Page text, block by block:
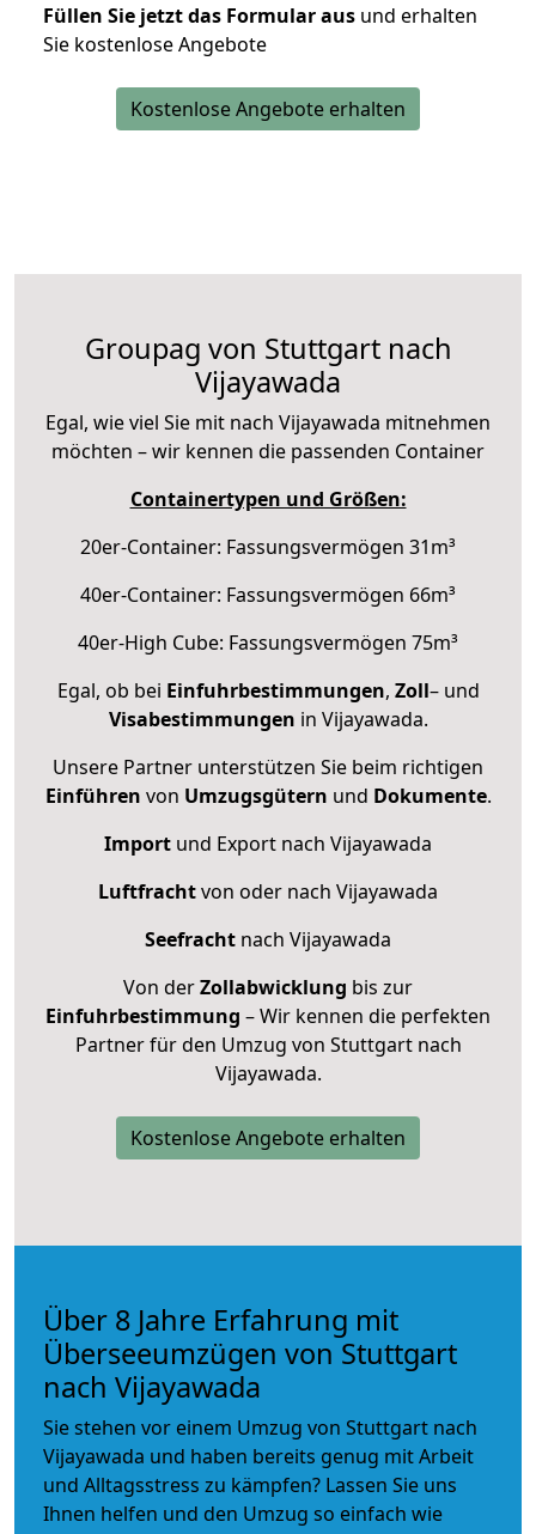
Füllen Sie jetzt das Formular aus und erhalten
Sie kostenlose Angebote
Kostenlose Angebote erhalten
Groupag von Stuttgart nach
Vijayawada
Egal, wie viel Sie mit nach Vijayawada mitnehmen
möchten – wir kennen die passenden Container
Containertypen und Größen:
20er-Container: Fassungsvermögen 31m³
40er-Container: Fassungsvermögen 66m³
40er-High Cube: Fassungsvermögen 75m³
Egal, ob bei Einfuhrbestimmungen, Zoll– und
Visabestimmungen in Vijayawada.
Unsere Partner unterstützen Sie beim richtigen
Einführen von Umzugsgütern und Dokumente.
Import und Export nach Vijayawada
Luftfrachtvon oder nach Vijayawada
Seefracht nach Vijayawada
Von derZollabwicklung bis zur
Einfuhrbestimmung – Wir kennen die perfekten
Partner für den Umzug von Stuttgart nach
Vijayawada.
Kostenlose Angebote erhalten
Über 8 Jahre Erfahrung mit
Überseeumzügen von Stuttgart
nach Vijayawada
Sie stehen vor einem Umzug von Stuttgart nach
Vijayawada und haben bereits genug mit Arbeit
und Alltagsstress zu kämpfen? Lassen Sie uns
Ihnen helfen und den Umzug so einfach wie